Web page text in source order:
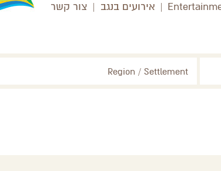
| אירועים בנגב | צור קשר
Region / Settlement